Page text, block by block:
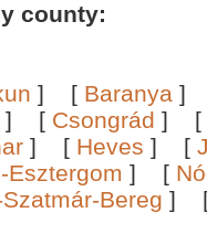
county:
] [ Baranya ]
] [ Csongrád ] [
] [ Heves ] [
Esztergom ] [
Bereg ]